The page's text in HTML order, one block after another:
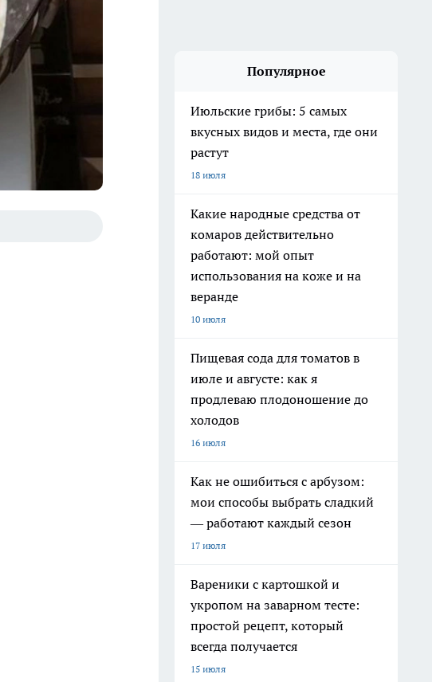
Популярное
Июльские грибы: 5 самых
вкусных видов и места, где они
растут
18 июля
Какие народные средства от
комаров действительно
работают: мой опыт
использования на коже и на
веранде
10 июля
Пищевая сода для томатов в
июле и августе: как я
продлеваю плодоношение до
холодов
16 июля
Как не ошибиться с арбузом:
мои способы выбрать сладкий
— работают каждый сезон
17 июля
Вареники с картошкой и
укропом на заварном тесте:
простой рецепт, который
всегда получается
15 июля